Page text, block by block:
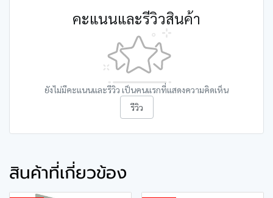
คะแนนและรีวิวสินค้า
ยังไม่มีคะแนนและรีวิว เป็นคนแรกที่แสดงความคิดเห็น
รีวิว
สินค้าที่เกี่ยวข้อง